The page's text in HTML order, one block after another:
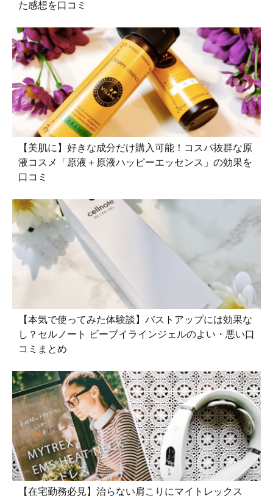
た感想を口コミ
【美肌に】好きな成分だけ購入可能！コスパ抜群な原
液コスメ「原液＋原液ハッピーエッセンス」の効果を
口コミ
【本気で使ってみた体験談】バストアップには効果な
し？セルノート ビーブイラインジェルのよい・悪い口
コミまとめ
【在宅勤務必見】治らない肩こりにマイトレックス